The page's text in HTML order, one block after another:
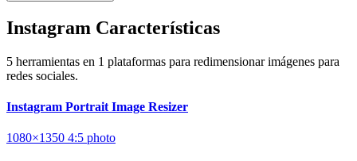
Instagram Características
5 herramientas en 1 plataformas para redimensionar imágenes para
redes sociales.
Instagram Portrait Image Resizer
1080×1350 4:5 photo